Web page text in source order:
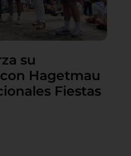
su
Hagetmau
Fiestas